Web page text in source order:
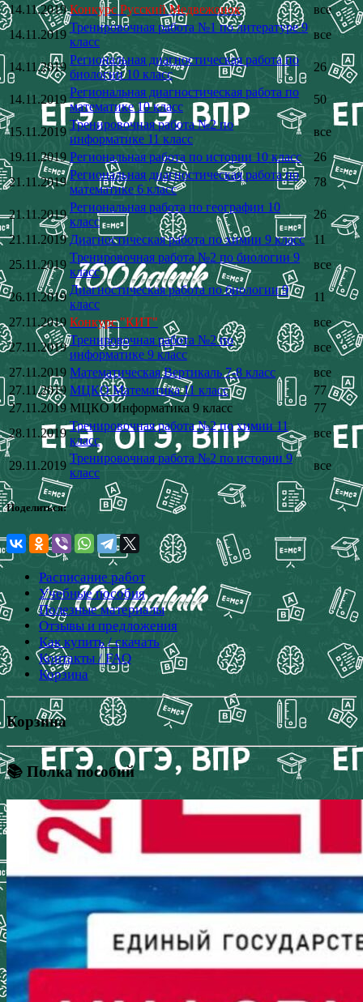
14.11.2019 Конкурс Русский Медвежонок
все
14.11.2019
Тренировочная работа №1 по литературе 9
класс
все
14.11.2019
Региональная диагностическая работа по
биологии 10 класс
26
14.11.2019
Региональная диагностическая работа по
математике 10 класс
50
15.11.2019
Тренировочная работа №2 по
информатике 11 класс
все
19.11.2019 Региональная работа по истории 10 класс
26
21.11.2019
Региональная диагностическая работа по
математике 6 класс
78
21.11.2019
Региональная работа по географии 10
класс
26
21.11.2019 Диагностическая работа по химии 9 класс
11
25.11.2019
Тренировочная работа №2 по биологии 9
класс
все
26.11.2019
Диагностическая работа по биологии 9
класс
11
27.11.2019 Конкурс "КИТ"
все
27.11.2019
Тренировочная работа №2 по
информатике 9 класс
все
27.11.2019 Математическая Вертикаль 7-8 класс
все
27.11.2019 МЦКО Математика 11 класс
77
27.11.2019 МЦКО Информатика 9 класс
77
28.11.2019
Тренировочная работа №2 по химии 11
класс
все
29.11.2019
Тренировочная работа №2 по истории 9
класс
все
Поделиться:
Расписание работ
Учебные пособия
Полезные материалы
Отзывы и предложения
Как купить / скачать
Контакты / FAQ
Корзина
Корзина
📚 Полка пособий